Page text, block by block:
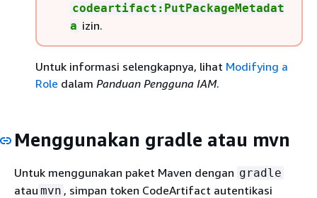
codeartifact:PutPackageMetadat
a izin.
Untuk informasi selengkapnya, lihat Modifying a
Role dalam Panduan Pengguna IAM.
Menggunakan gradle atau mvn
Untuk menggunakan paket Maven dengan gradle
atau mvn , simpan token CodeArtifact autentikasi